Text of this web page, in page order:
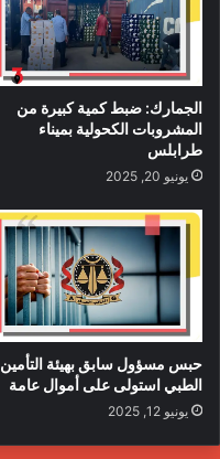
الجمارك: ضبط كمية كبيرة من
المشروبات الكحولية بميناء
طرابلس
يونيو 20, 2025
حبس مسؤول سابق بهيئة التأمين
الطبي استولى على أموال عامة
يونيو 12, 2025